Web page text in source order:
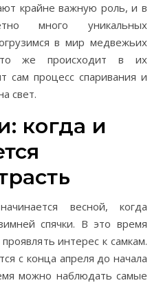
крайне важную роль, и в
много уникальных
в мир медвежьих
же происходит в их
сам процесс спаривания и
свет.
когда и
весной, когда
спячки. В это время
интерес к самкам.
с конца апреля до начала
можно наблюдать самые